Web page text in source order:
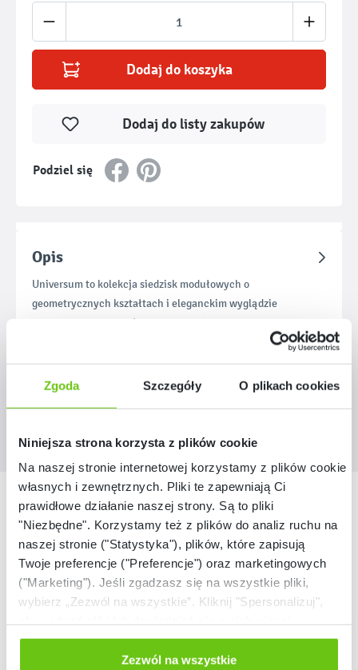
Zgoda Szczegóły O plikach cookies
Niniejsza strona korzysta z plików cookie
Na naszej stronie internetowej korzystamy z plików cookie:
własnych i zewnętrznych. Pliki te zapewniają Ci
prawidłowe działanie naszej strony. Są to pliki
"Niezbędne". Korzystamy też z plików do analiz ruchu na
naszej stronie ("Statystyka"), plików, które zapisują
Twoje preferencje ("Preferencje") oraz marketingowych
("Marketing"). Jeśli zgadzasz się na wszystkie pliki,
wybierz „Zezwól na wszystkie”. Kliknij "Spersonalizuj",
Odmów zgody poprzez przycisk „Odmowa”. Wtedy
użyjemy tylko plików niezbędnych dla naszej strony.
Zezwól na wszystkie
Ilość produktu: Wprowadź żądaną ilość
Dodaj do koszyka
Podziel się
Dodaj do listy zakupów
Opis
Universum to kolekcja siedzisk modułowych o
geometrycznych kształtach i eleganckim wyglądzie
zaprojektowana z myślą o nowocze
Więcej
Materiały dla nauczyciela
Nasze marki